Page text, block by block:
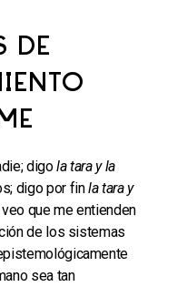
DE
digola tara y la
digo por finla tara y
que me entienden
de los sistemas
sea tan